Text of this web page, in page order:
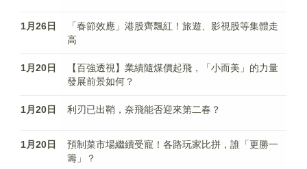
1月26日
「春節效應」港股齊飄紅！旅遊、影視股等集體走
高
1月20日
【百強透視】業績隨煤價起飛，「小而美」的力量
發展前景如何？
1月20日 利刃已出鞘，奈飛能否迎來第二春？
1月20日
預制菜市場繼續受寵！各路玩家比拼，誰「更勝一
籌」？